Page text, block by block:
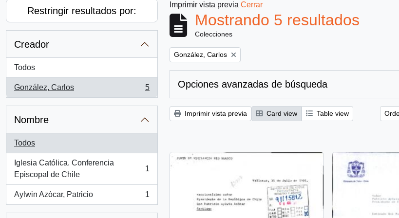
Restringir resultados por:
Creador
Todos
González, Carlos
, 5 resultados
5
Nombre
Todos
Iglesia Católica. Conferencia
Episcopal de Chile
, 1 resultados
1
Aylwin Azócar, Patricio
, 1 resultados
1
Imprimir vista previa Cerrar
Mostrando 5 resultados
Colecciones
Remove filter:
González, Carlos
Opciones avanzadas de búsqueda
Imprimir vista previa Card view Table view